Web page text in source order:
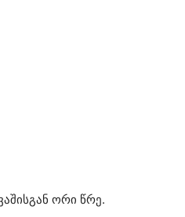
ორი წრე.